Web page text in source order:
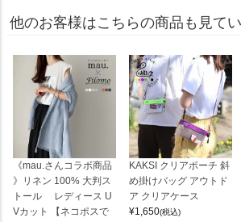
他のお客様はこちらの商品も見て
《mau.さんコラボ商品
》リネン 100% 大判ス
トール レディース U
Vカット 【ネコポスで
KAKSI クリアポーチ 斜
め掛けバッグ アウトド
ア クリアケース
¥1,650(税込)